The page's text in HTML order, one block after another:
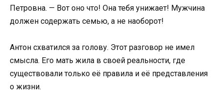
Петровна. — Вот оно что! Она тебя унижает! Мужчина
должен содержать семью, а не наоборот!
Антон схватился за голову. Этот разговор не имел
смысла. Его мать жила в своей реальности, где
существовали только её правила и её представления
о жизни.